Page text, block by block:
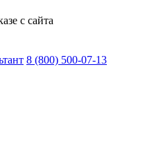
с сайта
8 (800) 500-07-13